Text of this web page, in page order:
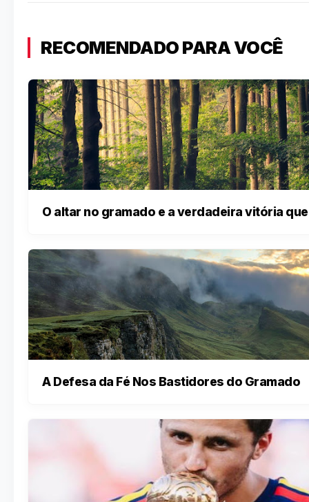
RECOMENDADO PARA VOCÊ
O altar no gramado e a verdadeira vitória
A Defesa da Fé Nos Bastidores do Gramado